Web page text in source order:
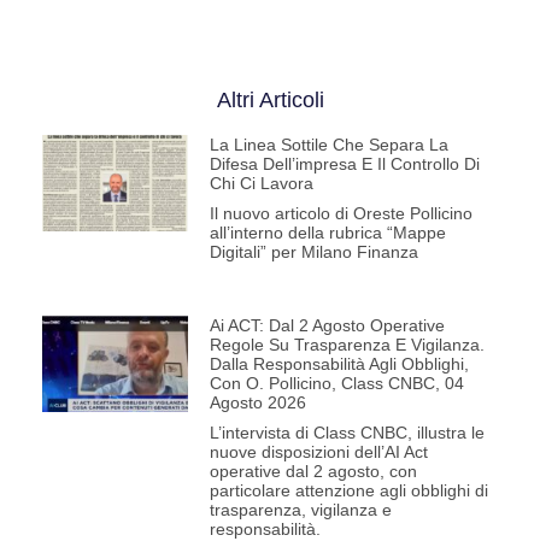
Altri Articoli
La Linea Sottile Che Separa La
Difesa Dell’impresa E Il Controllo Di
Chi Ci Lavora
Il nuovo articolo di Oreste Pollicino
all’interno della rubrica “Mappe
Digitali” per Milano Finanza
Ai ACT: Dal 2 Agosto Operative
Regole Su Trasparenza E Vigilanza.
Dalla Responsabilità Agli Obblighi,
Con O. Pollicino, Class CNBC, 04
Agosto 2026
L’intervista di Class CNBC, illustra le
nuove disposizioni dell’AI Act
operative dal 2 agosto, con
particolare attenzione agli obblighi di
trasparenza, vigilanza e
responsabilità.